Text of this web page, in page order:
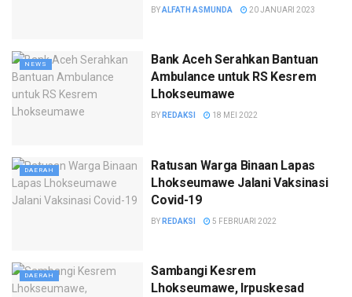
BYALFATH ASMUNDA 20 JANUARI 2023
NEWS
Bank Aceh Serahkan Bantuan
Ambulance untuk RS Kesrem
Lhokseumawe
BY REDAKSI 18 MEI 2022
DAERAH
Ratusan Warga Binaan Lapas
Lhokseumawe Jalani Vaksinasi
Covid-19
BY REDAKSI 5 FEBRUARI 2022
DAERAH
Sambangi Kesrem
Lhokseumawe, Irpuskesad